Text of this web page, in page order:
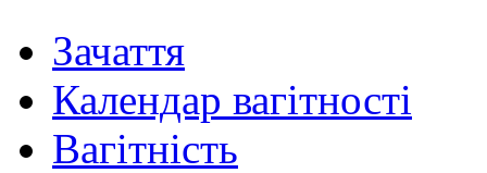
Зачаття
Календар вагітності
Вагітність